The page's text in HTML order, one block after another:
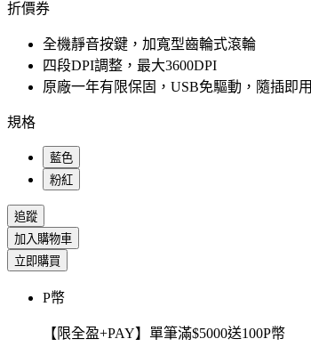
折價券
全機靜音按鍵，加寬型齒輪式滾輪
四段DPI調整，最大3600DPI
原廠一年有限保固，USB免驅動，隨插即用
規格
藍色
粉紅
追蹤
加入購物車
立即購買
P幣
【限全盈+PAY】單筆滿$5000送100P幣